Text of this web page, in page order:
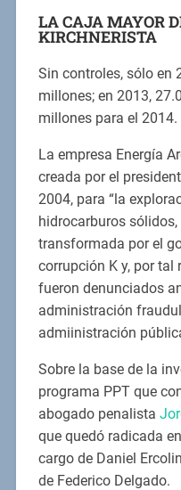
LA CAJA MAYOR
KIRCHNERISTA
Sin controles, sólo en
millones; en 2013,
millones para el 2014.
La empresa Energía
creada por el
2004, para “la
hidrocarburos
transformada por el
corrupción K y, por tal
fueron denunciados
administración
admiinistración
Sobre la base de la
programa PPT que
abogado penalista
que quedó radicada
cargo de Daniel
de Federico Delgado.